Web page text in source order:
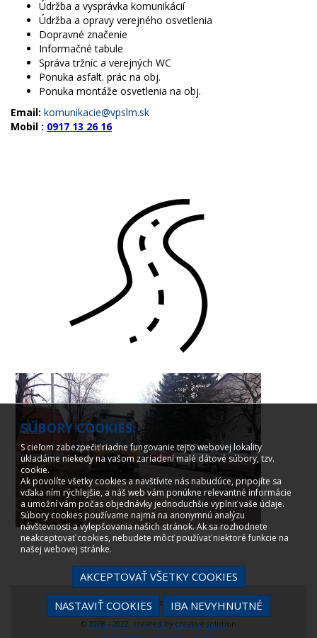
Údržba a vysprávka komunikácií
Údržba a opravy verejného osvetlenia
Dopravné značenie
Informačné tabule
Správa tržníc a verejných WC
Ponuka asfalt. prác na obj.
Ponuka montáže osvetlenia na obj.
Email: komunikacie@vpslm.sk
Mobil : 0917 13 26 16
Spracovanie osobných údajov
© 2008 - 2022, created bycreative solution
SÚBORY COOKIES:
S cieľom zabezpečiť riadne fungovanie tejto webovej lokality
ukladáme niekedy na vašom zariadení malé dátové súbory, tzv.
cookie.
Ak povolíte všetky cookies a navštívite nás nabudúce, pripojíte sa
vďaka ním rýchlejšie, a náš web vám ponúkne relevantné informácie
a umožní vám počas objednávky jednoduchšie vyplniť vaše údaje.
Súbory cookies používame najmä na anonymnú analýzu
návštevnosti a vylepšovania našich stránok. Ak sa rozhodnete
neakceptovať cookies, nebudete môcť používať niektoré funkcie na
našej webovej stránke.
AKCEPTOVAŤ VŠETKY COOKIES
NASTAVIŤ COOKIES IBA NEVYHNUTNÉ
Viac informácií o ochrane osobných údajov.